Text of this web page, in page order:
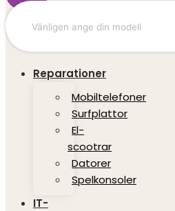
Reparationer
Mobiltelefoner
Surfplattor
El-
scootrar
Datorer
Spelkonsoler
IT-